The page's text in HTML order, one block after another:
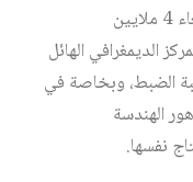
ستتجاوز القاهرة 13 مليون نسمة وصنعاء 4 ملايين
الديمغرافي الهائل
الضبط، وبخاصة في
الهندسة
نفسها.